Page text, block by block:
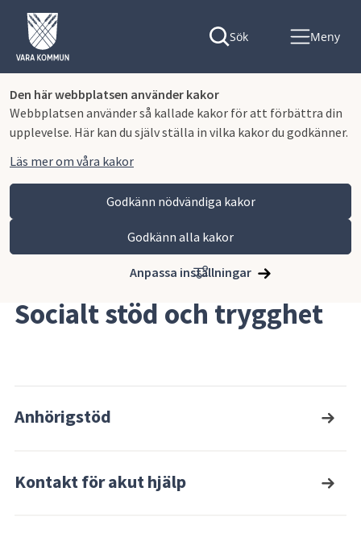
Den här webbplatsen använder kakor
Webbplatsen använder så kallade kakor för att förbättra din
upplevelse. Här kan du själv ställa in vilka kakor du godkänner.
Läs mer om våra kakor
Godkänn nödvändiga kakor
Godkänn alla kakor
Anpassa inställningar
Sök Meny
Vara kommun
Omsorg och stöd
Socialt stöd och trygghet
Socialt stöd och trygghet
Anhörigstöd
Kontakt för akut hjälp